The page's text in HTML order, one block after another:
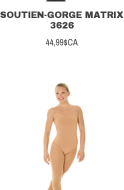
SOUTIEN-GORGE MATRIX
3626
44,99$CA